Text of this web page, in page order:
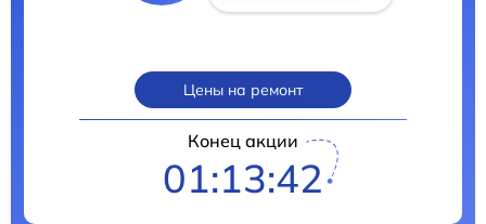
Цены на ремонт
Конец акции
01:13:41